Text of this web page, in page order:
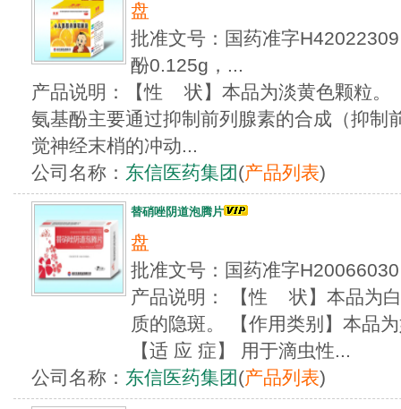
盘
批准文号：国药准字
酚0.125g，...
产品说明：【性 状】本品为淡黄色颗粒。
氨基酚主要通过抑制前列腺素的合成（抑制
觉神经末梢的冲动...
公司名称： 东信医药集团(产品列表)
替硝唑阴道泡腾片
盘
批准文号：国药准字
产品说明： 【性 状】本品为
质的隐斑。 【作用类别】本品
【适 应 症】 用于滴虫性...
公司名称： 东信医药集团(产品列表)